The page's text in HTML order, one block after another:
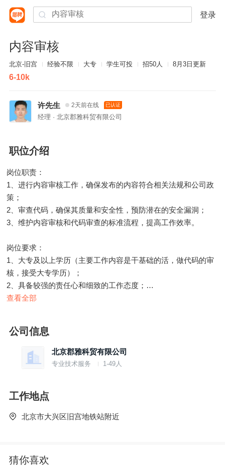
登录
内容审核
北京-旧宫 经验不限 大专 学生可投 招50人 8月3日更新
6-10k
许先生 2天前在线 已认证
经理 · 北京郡雅科贸有限公司
职位介绍
岗位职责：
1、进行内容审核工作，确保发布的内容符合相关法规和公司政
策；
2、审查代码，确保其质量和安全性，预防潜在的安全漏洞；
3、维护内容审核和代码审查的标准流程，提高工作效率。
岗位要求：
1、大专及以上学历（主要工作内容是干基础的活，做代码的审
核，接受大专学历）；
2、具备较强的责任心和细致的工作态度；
3、熟悉基本的内容审核流程和代码审查标准。
查看全部
公司信息
北京郡雅科贸有限公司
专业技术服务 1-49人
工作地点
北京市大兴区旧宫地铁站附近
猜你喜欢